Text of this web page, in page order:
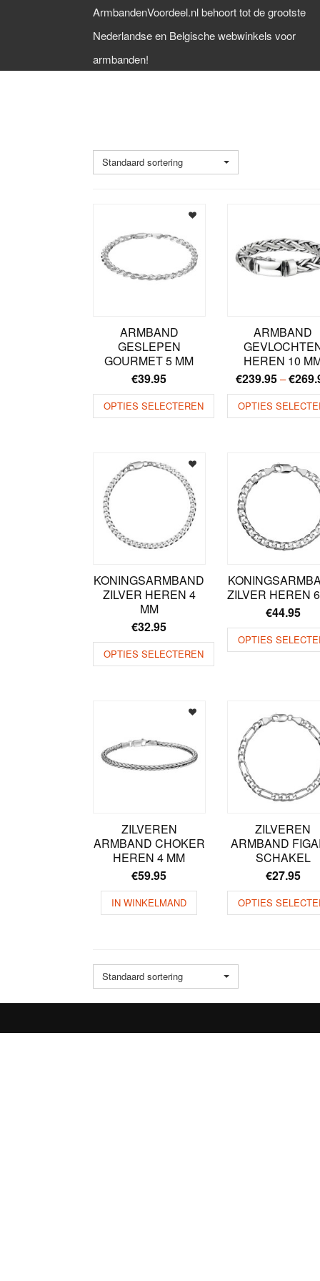
ArmbandenVoordeel.nl behoort tot de grootste
Nederlandse en Belgische webwinkels voor
armbanden!
Standaard sortering
ARMBAND
GESLEPEN
GOURMET 5 MM
€39.95
OPTIES SELECTEREN
ARMBAND
HEREN 10
€239.95–€
OPTIES
KONINGSARMBAND
ZILVER HEREN 4
MM
€32.95
OPTIES SELECTEREN
ZILVER HEREN
€44.95
OPTIES
ZILVEREN
ARMBAND CHOKER
HEREN 4 MM
€59.95
IN WINKELMAND
ZILVEREN
ARMBAND
SCHAKEL
€27.95
OPTIES
Standaard sortering